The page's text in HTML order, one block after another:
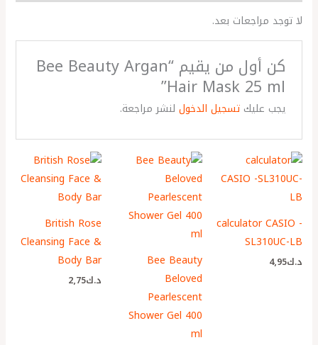
لا توجد مراجعات بعد.
كن أول من يقيم “Bee Beauty Argan
Hair Mask 25 ml”
يجب عليك تسجيل الدخوللنشر مراجعة.
calculator CASIO -
SL310UC-LB
د.ك4٫95
Bee Beauty
Beloved
Pearlescent
Shower Gel 400
ml
British Rose
Cleansing Face &
Body Bar
د.ك2٫75